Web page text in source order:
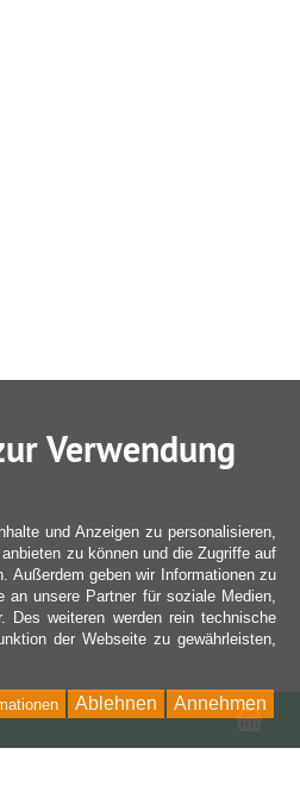
Verwendung
und Anzeigen zu personalisieren,
zu können und die Zugriffe auf
Außerdem geben wir Informationen zu
an unsere Partner für soziale Medien,
Des weiteren werden rein technische
der Webseite zu gewährleisten,
Annehmen
Ablehnen